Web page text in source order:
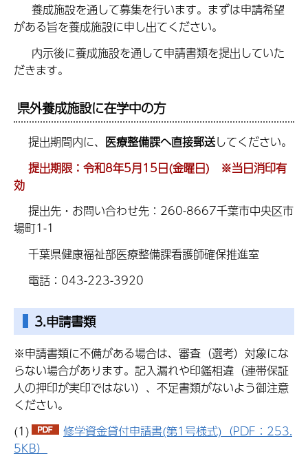
養成施設を通して募集を行います。まずは申請希望
がある旨を養成施設に申し出てください。
内示後に養成施設を通して申請書類を提出していた
だきます。
県外養成施設に在学中の方
提出期間内に、 医療整備課へ直接郵送してください。
提出期限：令和8年5月15日(金曜日) ※当日消印有
効
提出先・お問い合わせ先：260-8667千葉市中央区市
場町1-1
千葉県健康福祉部医療整備課看護師確保推進室
電話：043-223-3920
3.申請書類
※申請書類に不備がある場合は、審査（選考）対象にな
らない場合があります。記入漏れや印鑑相違（連帯保証
人の押印が実印ではない）、不足書類がないよう御注意
ください。
(1)
修学資金貸付申請書(第1号様式)（PDF：253.
5KB）